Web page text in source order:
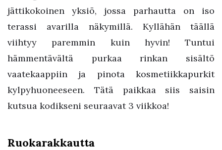
jättikokoinen yksiö, jossa parhautta on iso
terassi avarilla näkymillä. Kyllähän täällä
viihtyy paremmin kuin hyvin! Tuntui
hämmentävältä purkaa rinkan sisältö
vaatekaappiin ja pinota kosmetiikkapurkit
kylpyhuoneeseen. Tätä paikkaa siis saisin
kutsua kodikseni seuraavat 3 viikkoa!
Ruokarakkautta